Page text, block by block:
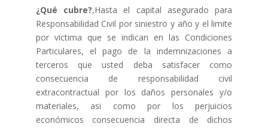
¿Qué cubre?,Hasta el capital asegurado para
Responsabilidad Civil por siniestro y año y el limite
por victima que se indican en las Condiciones
Particulares, el pago de la indemnizaciones a
terceros que usted deba satisfacer como
consecuencia de responsabilidad civil
extracontractual por los daños personales y/o
materiales, asi como por los perjuicios
económicos consecuencia directa de dichos